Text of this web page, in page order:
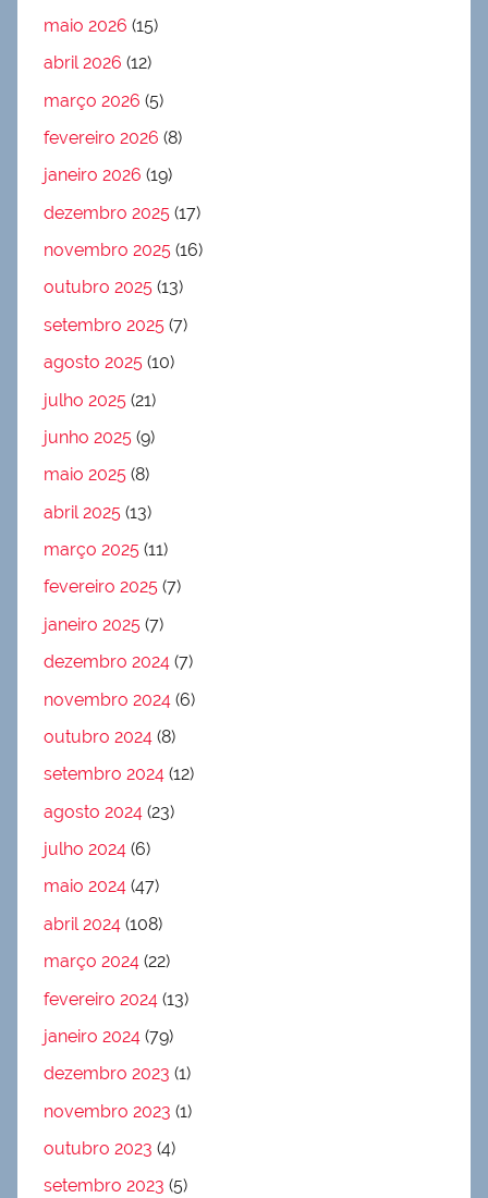
maio 2026 (15)
abril 2026 (12)
março 2026 (5)
fevereiro 2026 (8)
janeiro 2026 (19)
dezembro 2025 (17)
novembro 2025 (16)
outubro 2025 (13)
setembro 2025 (7)
agosto 2025 (10)
julho 2025 (21)
junho 2025 (9)
maio 2025 (8)
abril 2025 (13)
março 2025 (11)
fevereiro 2025 (7)
janeiro 2025 (7)
dezembro 2024 (7)
novembro 2024 (6)
outubro 2024 (8)
setembro 2024 (12)
agosto 2024 (23)
julho 2024 (6)
maio 2024 (47)
abril 2024 (108)
março 2024 (22)
fevereiro 2024 (13)
janeiro 2024 (79)
dezembro 2023 (1)
novembro 2023 (1)
outubro 2023 (4)
setembro 2023 (5)